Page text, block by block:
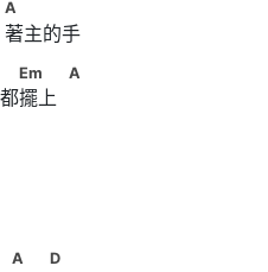
　　　Em
A
著主的手
m　　　　　Em
Em A
擺上
　　A　　D
A D